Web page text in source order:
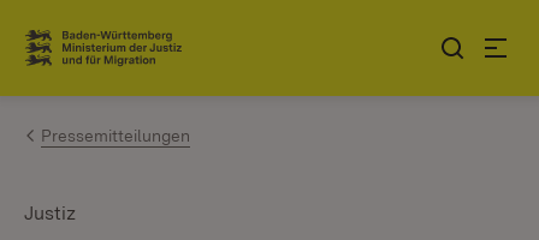
Zum Inhalt springen
Link zur Startseite
Pressemitteilungen
Justiz